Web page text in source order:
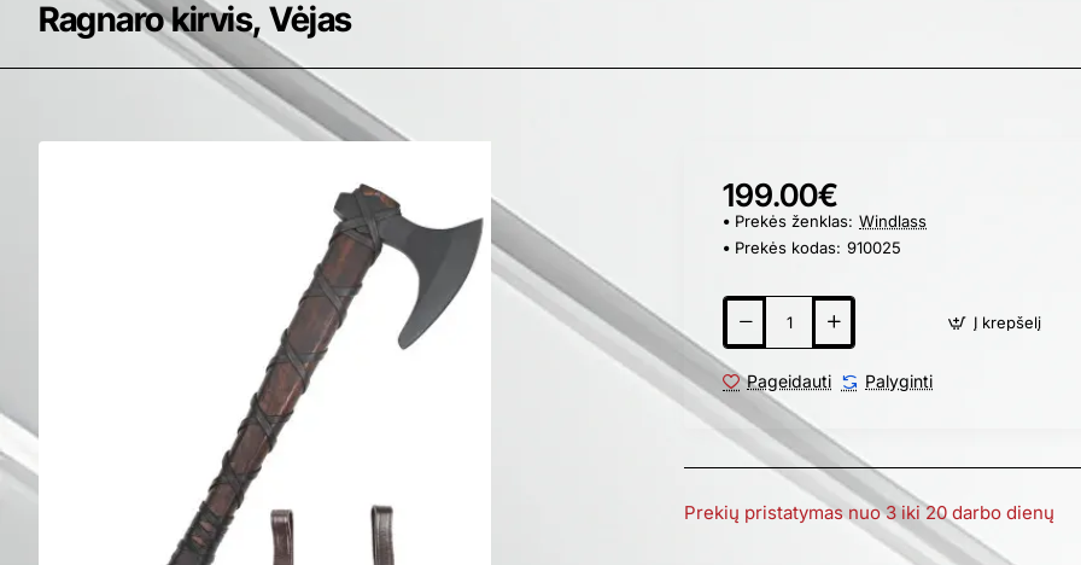
Ragnaro kirvis, Vėjas
199.00€
Prekės ženklas: Windlass
Prekės kodas: 910025
Į krepšelį
Pageidauti Palyginti
Prekių pristatymas nuo 3 iki 20 darbo dienų